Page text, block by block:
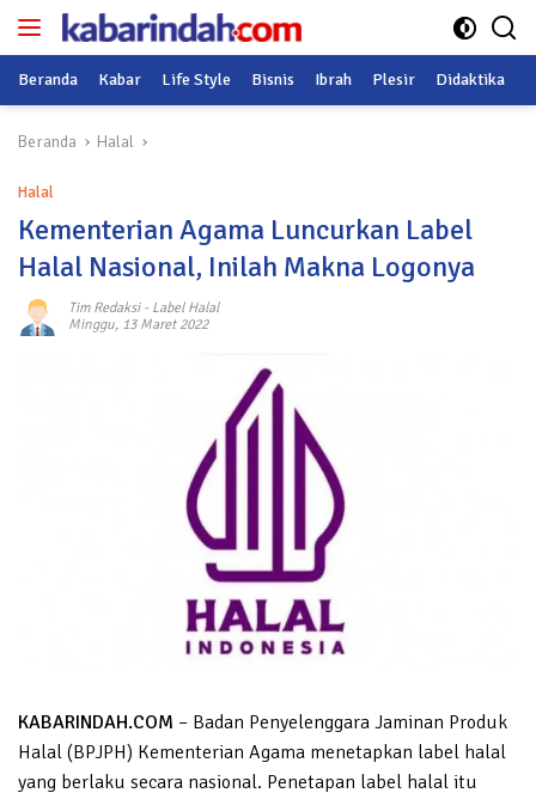
Langsung
Beranda Kabar Life Style Bisnis Ibrah Plesir Didaktika
Beranda Halal
Halal
Kementerian Agama Luncurkan Label
Halal Nasional, Inilah Makna Logonya
Tim Redaksi- Label Halal
Minggu, 13 Maret 2022
KABARINDAH.COM – Badan Penyelenggara Jaminan Produk
Halal (BPJPH) Kementerian Agama menetapkan label halal
yang berlaku secara nasional. Penetapan label halal itu